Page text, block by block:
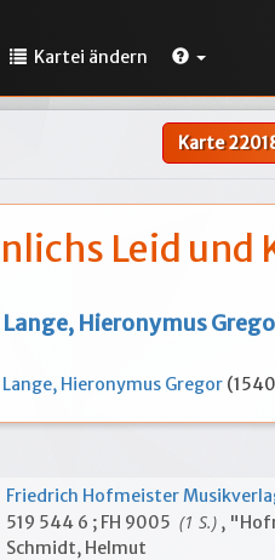
Kartei ändern
Karte
Leid und
Lange, Hieronymus
Lange, Hieronymus Gregor
Friedrich Hofmeister
519 544 6 ; FH 9005 (1 S.) ,
Schmidt, Helmut